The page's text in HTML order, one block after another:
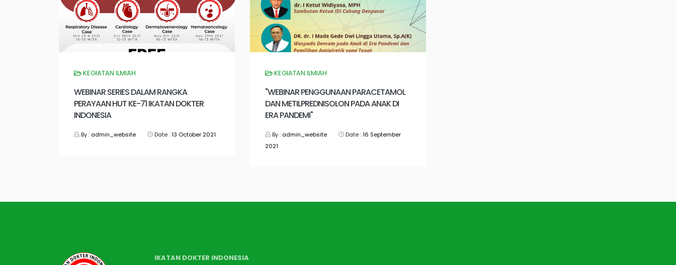
KEGIATAN ILMIAH
WEBINAR SERIES DALAM RANGKA
PERAYAAN HUT KE-71 IKATAN DOKTER
INDONESIA
By : admin_website Date :13 October 2021
KEGIATAN ILMIAH
"WEBINAR PENGGUNAAN PARACETAMOL
DAN METILPREDNISOLON PADA ANAK DI
ERA PANDEMI"
By : admin_website Date :16 September
2021
IKATAN DOKTER INDONESIA